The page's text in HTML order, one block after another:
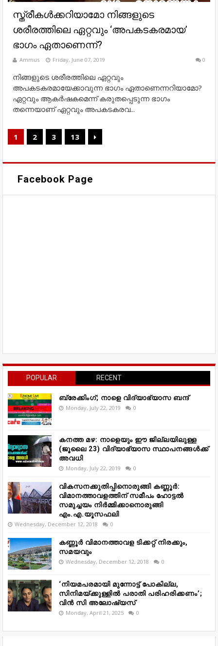
സ്ത്രീകൾക്കറിയാമോ നിങ്ങളുടെ
ശരീരത്തിലെ ഏറ്റവും ‘അപകടകരമായ’
ഭാഗം ഏതാണെന്ന്?
Ammus Friday, June 07, 2019 0
നിങ്ങളുടെ ശരീരത്തിലെ ഏറ്റവും
അപകടകരമായേക്കാവുന്ന ഭാഗം ഏതാണെന്നറിയാമോ?
ഏറ്റവും ആകര്‍ഷകമെന്ന് കരുതപ്പെടുന്ന ഭാഗം
തന്നെയാണ് ഏറ്റവും അപകടകരവ...
1 2 3 13
Facebook Page
POPULAR RECENT
ബ്രേക്കിംഗ്; നാളെ വിദ്യാഭ്യാസ ബന്ദ്
Monday, July 22, 2019 0
കനത്ത മഴ: നാളെയും ഈ ജില്ലയിലുള്ള
(ജൂലൈ 23) വിദ്യാഭ്യാസ സ്ഥാപനങ്ങൾക്ക്
അവധി
Monday, July 22, 2019 0
വികസനക്കുതിപ്പിനൊരുങ്ങി കണ്ണൂർ:
വിമാനത്താവളത്തിന് സമീപം ഹോട്ടൽ
സമുച്ചയം നിർമ്മിക്കാനൊരുങ്ങി
എം.എ.യൂസഫലി
Wednesday, December 12, 2018 0
കണ്ണൂർ വിമാനത്താവള ടിക്കറ്റ് നിരക്കും,
സമയവും
Wednesday, December 12, 2018 0
‘നിയമപരമായി മുന്നോട്ട് പോകില്ല,
സിനിമയ്ക്കുള്ളിൽ പരാതി പരിഹരിക്കണം’;
വിൻ സി അലോഷ്യസ്
Monday, April 21, 2025 0